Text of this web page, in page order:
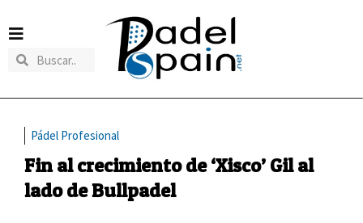
Pádel Profesional
Fin al crecimiento de ‘Xisco’ Gil al
lado de Bullpadel